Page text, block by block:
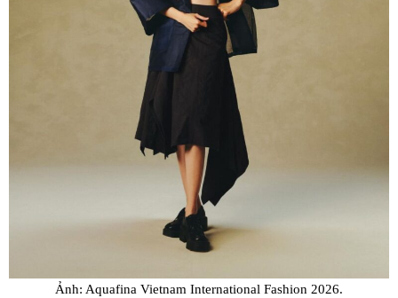
Ảnh: Aquafina Vietnam International Fashion 2026.